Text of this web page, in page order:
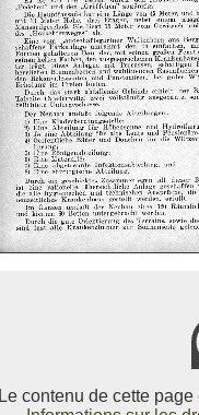
Le contenu de cette